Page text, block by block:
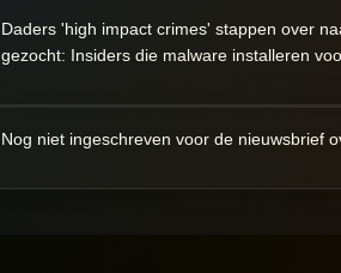
Daders 'high impact crimes' stappen over
gezocht: Insiders die malware installeren
Nog niet ingeschreven voor de nieuwsbrief